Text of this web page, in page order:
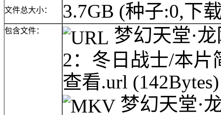
文件总大小： 3.7GB (种子:0,下
包含文件：
梦幻天堂·
2：冬日战士/本片
查看.url (142Bytes)
梦幻天堂·